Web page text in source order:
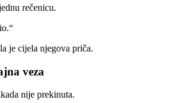
rečenicu.
je cijela njegova priča.
veza
nije prekinuta.